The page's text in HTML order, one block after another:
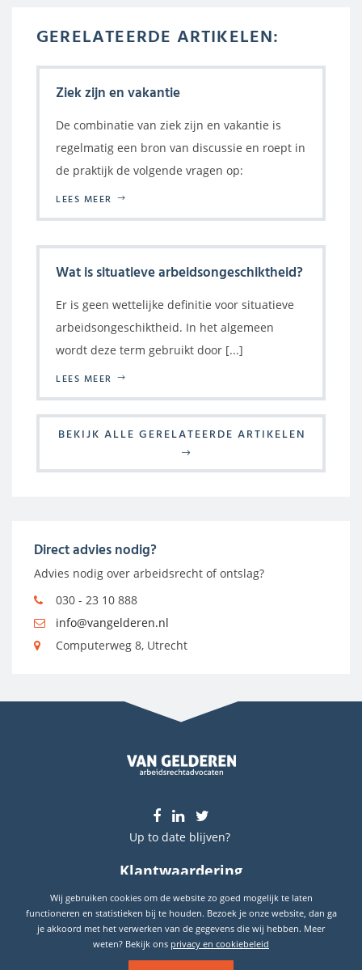
GERELATEERDE ARTIKELEN:
Ziek zijn en vakantie
De combinatie van ziek zijn en vakantie is
regelmatig een bron van discussie en roept in
de praktijk de volgende vragen op:
LEES MEER
Wat is situatieve arbeidsongeschiktheid?
Er is geen wettelijke definitie voor situatieve
arbeidsongeschiktheid. In het algemeen
wordt deze term gebruikt door [...]
LEES MEER
BEKIJK ALLE GERELATEERDE ARTIKELEN
Direct advies nodig?
Advies nodig over arbeidsrecht of ontslag?
030 - 23 10 888
info@vangelderen.nl
Computerweg 8, Utrecht
Up to date blijven?
Klantwaardering
9.7
Gebaseerd op289reviews
Wij gebruiken cookies om de website zo goed mogelijk te laten
functioneren en statistieken bij te houden. Bezoek je onze website, dan ga
je akkoord met het verwerken van de gegevens die wij hebben. Meer
weten? Bekijk ons privacy en cookiebeleid